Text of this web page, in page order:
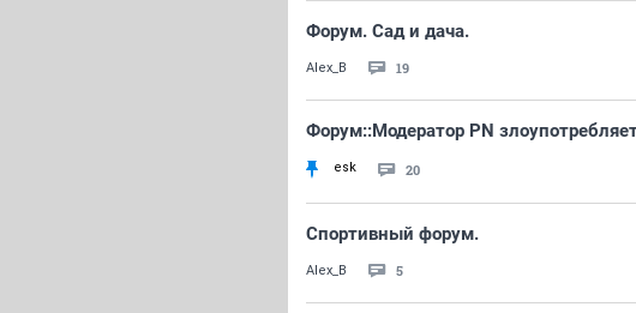
Форум. Сад и дача.
Alex_B 19
Форум::Модератор PN
esk 20
Спортивный форум.
Alex_B 5